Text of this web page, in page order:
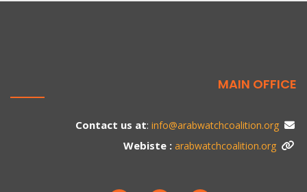
MAIN OFFICE
: info@arabwatchcoalition.org
Webiste : arabwatchcoalition.org